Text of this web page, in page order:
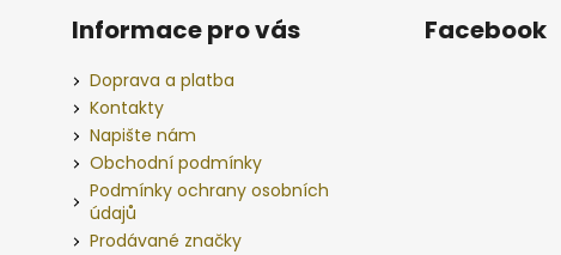
Informace pro vás
Doprava a platba
Kontakty
Napište nám
Obchodní podmínky
Podmínky ochrany osobních
údajů
Prodávané značky
Facebook